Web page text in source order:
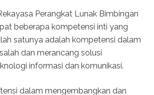
Perangkat Lunak Bimbingan
beberapa kompetensi inti yang
satunya adalah kompetensi dalam
dan merancang solusi
informasi dan komunikasi.
dalam mengembangkan dan